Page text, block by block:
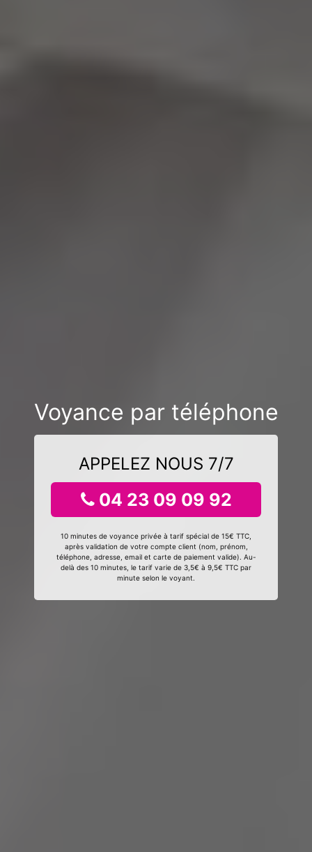
Voyance par téléphone
APPELEZ NOUS 7/7
04 23 09 09 92
10 minutes de voyance privée à tarif spécial de 15€ TTC,
après validation de votre compte client (nom, prénom,
téléphone, adresse, email et carte de paiement valide). Au-
delà des 10 minutes, le tarif varie de 3,5€ à 9,5€ TTC par
minute selon le voyant.